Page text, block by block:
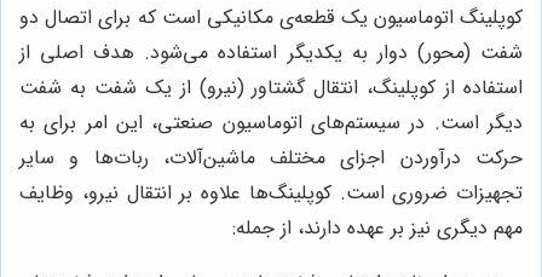
کوپلینگ اتوماسیون یک قطعه‌ی مکانیکی است که برای اتصال دو
شفت (محور) دوار به یکدیگر استفاده می‌شود. هدف اصلی از
استفاده از کوپلینگ، انتقال گشتاور (نیرو) از یک شفت به شفت
دیگر است. در سیستم‌های اتوماسیون صنعتی، این امر برای به
حرکت درآوردن اجزای مختلف ماشین‌آلات، ربات‌ها و سایر
تجهیزات ضروری است. کوپلینگ‌ها علاوه بر انتقال نیرو، وظایف
مهم دیگری نیز بر عهده دارند، از جمله: